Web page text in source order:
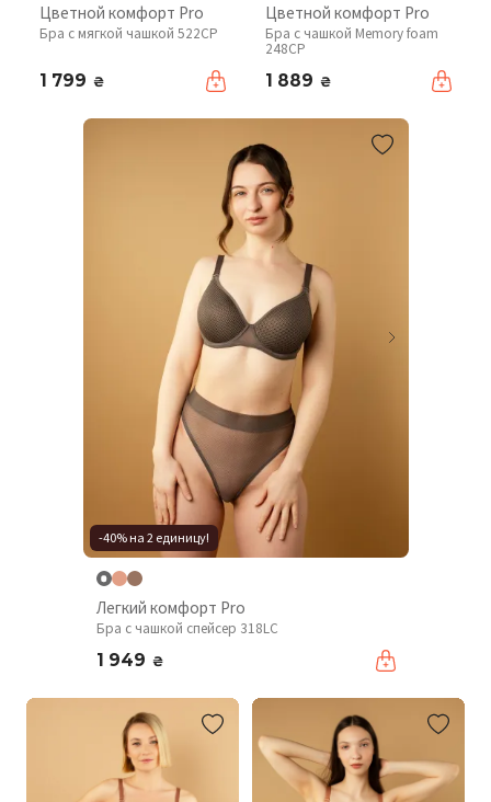
Цветной комфорт Pro
Бра с мягкой чашкой 522CP
1 799 ₴
Цветной комфорт Pro
Бра с чашкой Memory foam
248CP
1 889 ₴
-40% на 2 единицу!
Легкий комфорт Pro
Бра с чашкой спейсер 318LC
1 949 ₴